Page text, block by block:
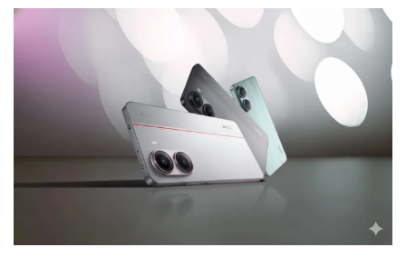
Технологии
Здоровье